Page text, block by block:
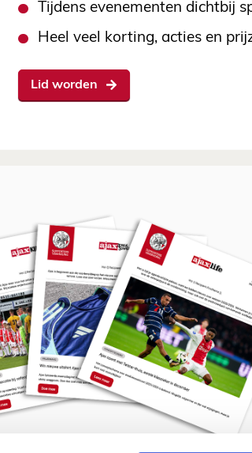
Tijdens evenementen dichtbij
Heel veel korting, acties en
Lid worden